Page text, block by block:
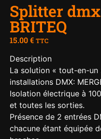
Splitter
BRITEQ
15.00€ TTC
Description
La solution « tout-en-
installations DMX:
Isolation électrique à
et toutes les sorties.
Présence de 2 entrées
chacune étant équipée